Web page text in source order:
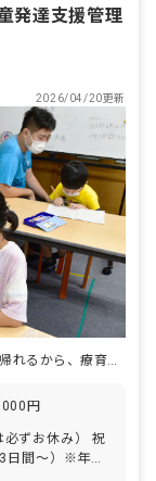
ート 全体の
員の平均年齢
発達支援管理
2026/04/20更新
円
ずお休み） 祝
日間～）※年度